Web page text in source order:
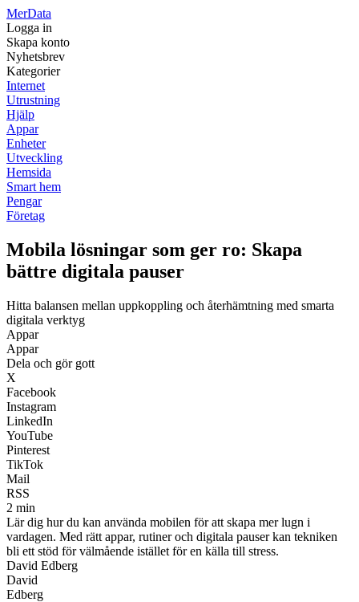
MerData
Logga in
Skapa konto
Nyhetsbrev
Kategorier
Internet
Utrustning
Hjälp
Appar
Enheter
Utveckling
Hemsida
Smart hem
Pengar
Företag
Mobila lösningar som ger ro: Skapa
bättre digitala pauser
Hitta balansen mellan uppkoppling och återhämtning med smarta
digitala verktyg
Appar
Appar
Dela och gör gott
X
Facebook
Instagram
LinkedIn
YouTube
Pinterest
TikTok
Mail
RSS
2 min
Lär dig hur du kan använda mobilen för att skapa mer lugn i
vardagen. Med rätt appar, rutiner och digitala pauser kan tekniken
bli ett stöd för välmående istället för en källa till stress.
David Edberg
David
Edberg